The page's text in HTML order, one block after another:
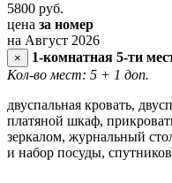
5800 руб.
цена за номер
на Август 2026
×
1-комнатная 5-ти
Кол-во мест: 5 + 1 доп.
двуспальная кровать,
платяной шкаф,
зеркалом, журнальный
и набор посуды,